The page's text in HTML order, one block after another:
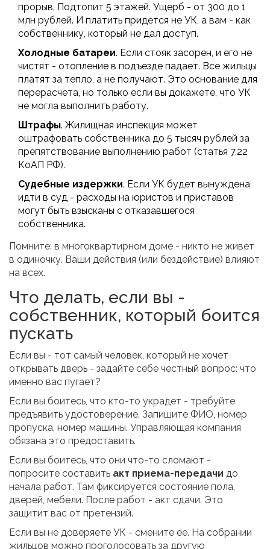
прорыв. Подтопит 5 этажей. Ущерб - от 300 до 1
млн рублей. И платить придется не УК, а вам - как
собственнику, который не дал доступ.
Холодные батареи. Если стояк засорен, и его не
чистят - отопление в подъезде падает. Все жильцы
платят за тепло, а не получают. Это основание для
перерасчета, но только если вы докажете, что УК
не могла выполнить работу.
Штрафы. Жилищная инспекция может
оштрафовать собственника до 5 тысяч рублей за
препятствование выполнению работ (статья 7.22
КоАП РФ).
Судебные издержки. Если УК будет вынуждена
идти в суд - расходы на юристов и приставов
могут быть взысканы с отказавшегося
собственника.
Помните: в многоквартирном доме - никто не живет
в одиночку. Ваши действия (или бездействие) влияют
на всех.
Что делать, если вы -
собственник, который боится
пускать
Если вы - тот самый человек, который не хочет
открывать дверь - задайте себе честный вопрос: что
именно вас пугает?
Если вы боитесь, что кто-то украдет - требуйте
предъявить удостоверение. Запишите ФИО, номер
пропуска, номер машины. Управляющая компания
обязана это предоставить.
Если вы боитесь, что они что-то сломают -
попросите составить акт приема-передачи до
начала работ. Там фиксируется состояние пола,
дверей, мебели. После работ - акт сдачи. Это
защитит вас от претензий.
Если вы не доверяете УК - смените ее. На собрании
жильцов можно проголосовать за другую